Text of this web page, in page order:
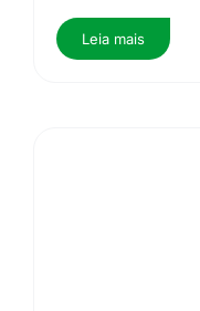
Leia mais